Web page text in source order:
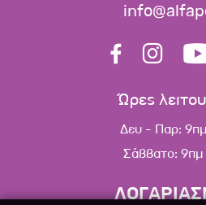
Ώρες
Δευ - Παρ:
Σάββατο: